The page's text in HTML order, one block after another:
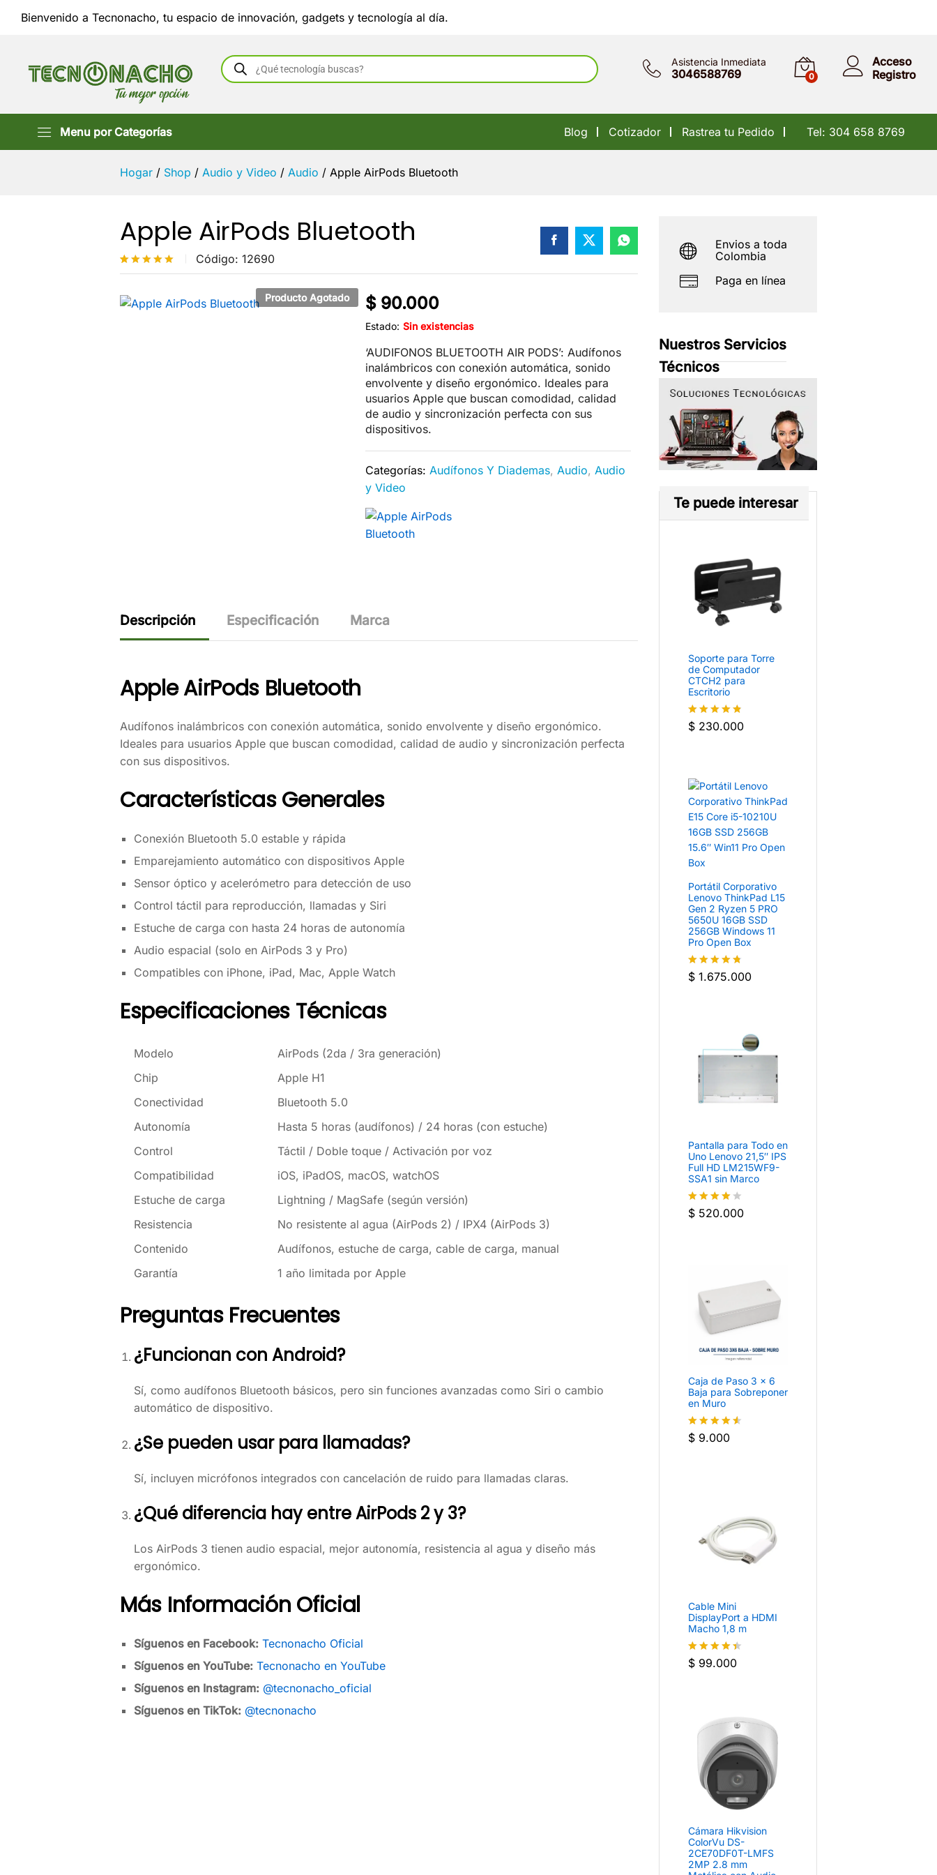
Bienvenido a Tecnonacho, tu espacio de innovación, gadgets y tecnología al día.
Búsqueda
de
productos
Asistencia Inmediata
3046588769 0
Acceso
Registro
Menu por Categorías Blog Cotizador Rastrea tu Pedido Tel: 304 658 8769
Hogar / Shop / Audio y Video / Audio / Apple AirPods Bluetooth
Apple AirPods Bluetooth
Valorado
5 en
base a
7
Código: 12690
Producto Agotado $90.000
Estado: Sin existencias
‘AUDIFONOS BLUETOOTH AIR PODS’: Audífonos
inalámbricos con conexión automática, sonido
envolvente y diseño ergonómico. Ideales para
usuarios Apple que buscan comodidad, calidad
de audio y sincronización perfecta con sus
dispositivos.
Categorías: Audífonos Y Diademas, Audio, Audio
y Video
Descripción Especificación Marca
Apple AirPods Bluetooth
Audífonos inalámbricos con conexión automática, sonido envolvente y diseño ergonómico.
Ideales para usuarios Apple que buscan comodidad, calidad de audio y sincronización perfecta
con sus dispositivos.
Características Generales
Conexión Bluetooth 5.0 estable y rápida
Emparejamiento automático con dispositivos Apple
Sensor óptico y acelerómetro para detección de uso
Control táctil para reproducción, llamadas y Siri
Estuche de carga con hasta 24 horas de autonomía
Audio espacial (solo en AirPods 3 y Pro)
Compatibles con iPhone, iPad, Mac, Apple Watch
Especificaciones Técnicas
Modelo
AirPods (2da / 3ra generación)
Chip
Apple H1
Conectividad
Bluetooth 5.0
Autonomía
Hasta 5 horas (audífonos) / 24 horas (con estuche)
Control
Táctil / Doble toque / Activación por voz
Compatibilidad
iOS, iPadOS, macOS, watchOS
Estuche de carga
Lightning / MagSafe (según versión)
Resistencia
No resistente al agua (AirPods 2) / IPX4 (AirPods 3)
Contenido
Audífonos, estuche de carga, cable de carga, manual
Garantía
1 año limitada por Apple
Preguntas Frecuentes
¿Funcionan con Android?
Sí, como audífonos Bluetooth básicos, pero sin funciones avanzadas como Siri o cambio
automático de dispositivo.
¿Se pueden usar para llamadas?
Sí, incluyen micrófonos integrados con cancelación de ruido para llamadas claras.
¿Qué diferencia hay entre AirPods 2 y 3?
Los AirPods 3 tienen audio espacial, mejor autonomía, resistencia al agua y diseño más
ergonómico.
Más Información Oficial
Síguenos en Facebook: Tecnonacho Oficial
Síguenos en YouTube: Tecnonacho en YouTube
Síguenos en Instagram: @tecnonacho_oficial
Síguenos en TikTok: @tecnonacho
Envios a toda
Colombia
Paga en línea
Nuestros Servicios
Técnicos
Te puede interesar
Soporte para Torre
de Computador
CTCH2 para
Escritorio
Valorado
$230.000
Portátil Corporativo
Lenovo ThinkPad L15
Gen 2 Ryzen 5 PRO
5650U 16GB SSD
256GB Windows 11
Pro Open Box
Valorado
$1.675.000
Pantalla para Todo en
Uno Lenovo 21,5″ IPS
Full HD LM215WF9-
SSA1 sin Marco
Valorado
$520.000
Caja de Paso 3 × 6
Baja para Sobreponer
en Muro
Valorado
$9.000
Cable Mini
DisplayPort a HDMI
Macho 1,8 m
Valorado
$99.000
Cámara Hikvision
ColorVu DS-
2CE70DF0T-LMFS
2MP 2.8 mm
Descripción Especificación Marca